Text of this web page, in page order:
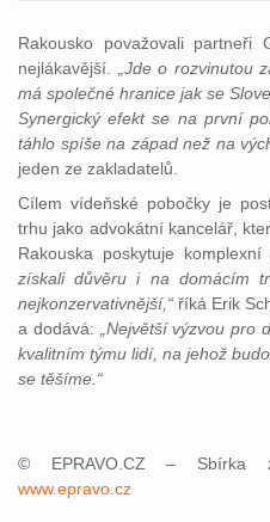
Rakousko považovali
nejlákavější.
„Jde o rozvinutou
má společné hranice jak se
Synergický efekt se na první
táhlo spíše na západ než na
jeden ze zakladatelů.
Cílem vídeňské pobočky je
trhu jako advokátní kancelář,
Rakouska poskytuje
získali důvěru i na domácím
nejkonzervativnější,“ říká Erik
a dodává:
„Největší výzvou pro
kvalitním týmu lidí, na jehož
se těšíme.“
© EPRAVO.CZ – Sbírka
www.epravo.cz